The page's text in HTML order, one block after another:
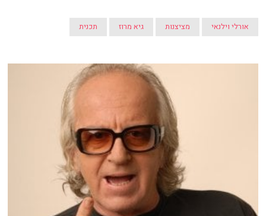
אורלי וילנאי מציצנות גיא מרוז תכנית